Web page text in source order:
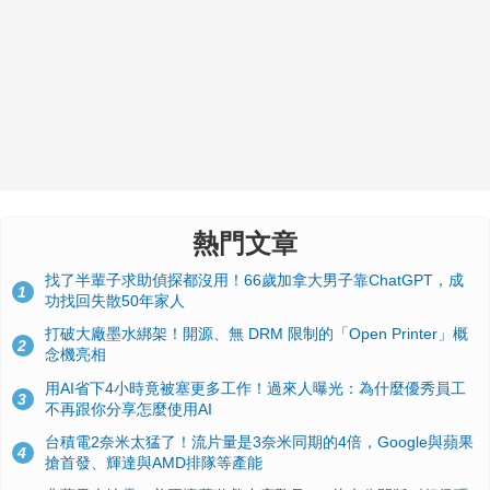
熱門文章
1
找了半輩子求助偵探都沒用！66歲加拿大男子靠ChatGPT，成
功找回失散50年家人
2
打破大廠墨水綁架！開源、無 DRM 限制的「Open Printer」概
念機亮相
3
用AI省下4小時竟被塞更多工作！過來人曝光：為什麼優秀員工
不再跟你分享怎麼使用AI
4
台積電2奈米太猛了！流片量是3奈米同期的4倍，Google與蘋果
搶首發、輝達與AMD排隊等產能